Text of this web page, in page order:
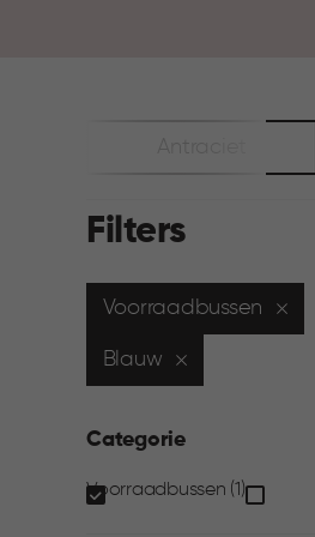
Filters
Voorraadbussen
Blauw
Categorie
Categorie
Voorraadbussen (1)